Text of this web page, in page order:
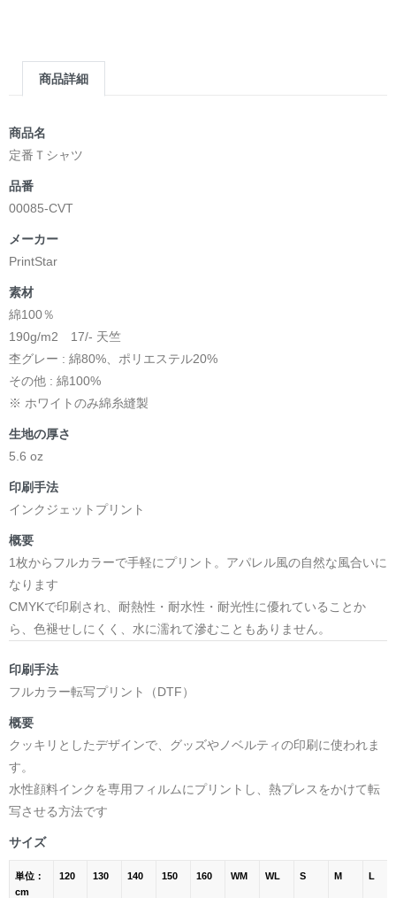
商品詳細
商品名
定番Ｔシャツ
品番
00085-CVT
メーカー
PrintStar
素材
綿100％
190g/m2 17/- 天竺
杢グレー : 綿80%、ポリエステル20%
その他 : 綿100%
※ ホワイトのみ綿糸縫製
生地の厚さ
5.6 oz
印刷手法
インクジェットプリント
概要
1枚からフルカラーで手軽にプリント。アパレル風の自然な風合いに
なります
CMYKで印刷され、耐熱性・耐水性・耐光性に優れていることか
ら、色褪せしにくく、水に濡れて滲むこともありません。
印刷手法
フルカラー転写プリント（DTF）
概要
クッキリとしたデザインで、グッズやノベルティの印刷に使われま
す。
水性顔料インクを専用フィルムにプリントし、熱プレスをかけて転
写させる方法です
サイズ
単位：
cm
120 130 140 150 160 WM WL S M L